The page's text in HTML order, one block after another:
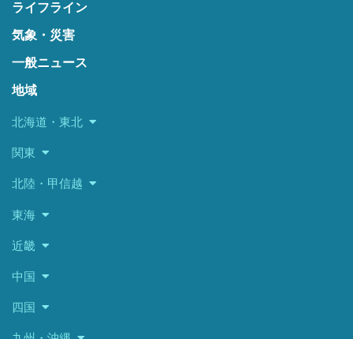
ライフライン
気象・災害
一般ニュース
地域
北海道・東北
関東
北陸・甲信越
東海
近畿
中国
四国